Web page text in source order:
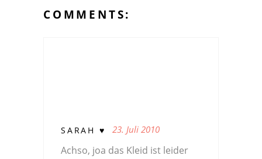
COMMENTS:
SARAH ♥ 23. Juli 2010
Achso, joa das Kleid ist leider